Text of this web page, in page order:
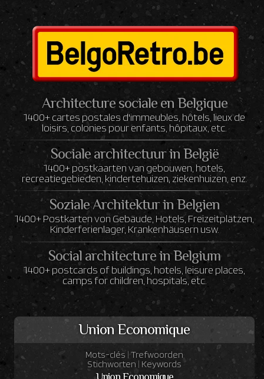
Architecture sociale en Belgique
1400+ cartes postales d'immeubles, hôtels, lieux de
loisirs, colonies pour enfants, hôpitaux, etc.
Sociale architectuur in België
1400+ postkaarten van gebouwen, hotels,
recreatiegebieden, kindertehuizen, ziekenhuizen, enz.
Soziale Architektur in Belgien
1400+ Postkarten von Gebäude, Hotels, Freizeitplätzen,
Kinderferienlager, Krankenhäusern usw.
Social architecture in Belgium
1400+ postcards of buildings, hotels, leisure places,
camps for children, hospitals, etc.
Union Economique
Mots-clés| Trefwoorden
Stichworten | Keywords
Union Economique